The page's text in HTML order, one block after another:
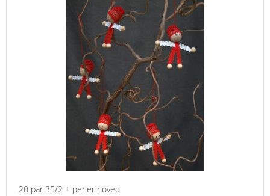
20 par 35/2 + perler hoved